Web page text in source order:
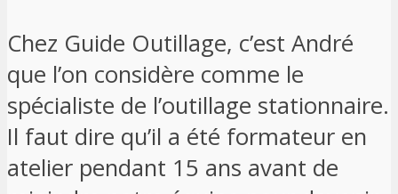
Chez Guide Outillage, c’est André
que l’on considère comme le
spécialiste de l’outillage stationnaire.
Il faut dire qu’il a été formateur en
atelier pendant 15 ans avant de